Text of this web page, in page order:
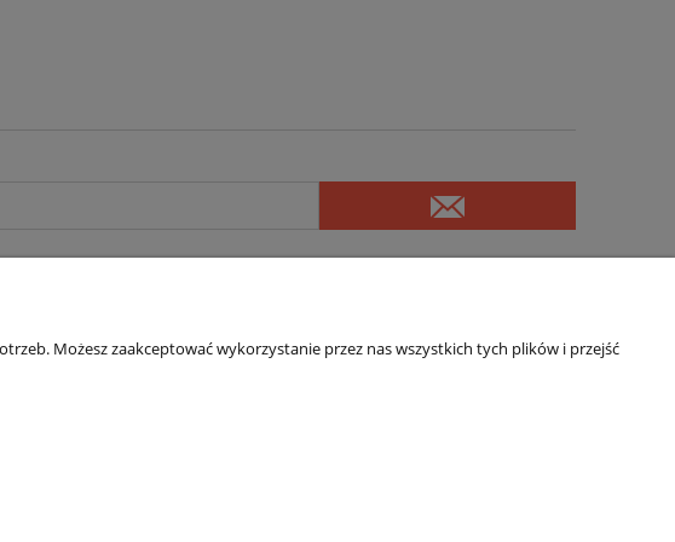
Możesz zaakceptować wykorzystanie przez nas wszystkich tych plików i przejść